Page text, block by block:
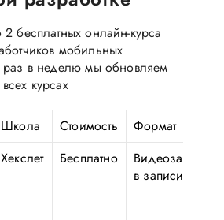
бесплатных онлайн-курса
мобильных
в неделю мы обновляем
курсах
Школа Стоимость
Формат
Хекслет Бесплатно
Видеозанятия
в записи